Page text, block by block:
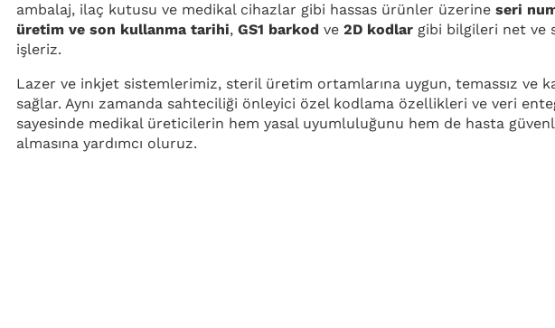
ambalaj, ilaç kutusu ve medikal cihazlar gibi hassas ürünler üzerine seri
üretim ve son kullanma tarihi, GS1 barkod ve 2D kodlar gibi bilgileri net ve
işleriz.
Lazer ve inkjet sistemlerimiz, steril üretim ortamlarına uygun, temassız ve
sağlar. Aynı zamanda sahteciliği önleyici özel kodlama özellikleri ve veri
sayesinde medikal üreticilerin hem yasal uyumluluğunu hem de hasta
almasına yardımcı oluruz.